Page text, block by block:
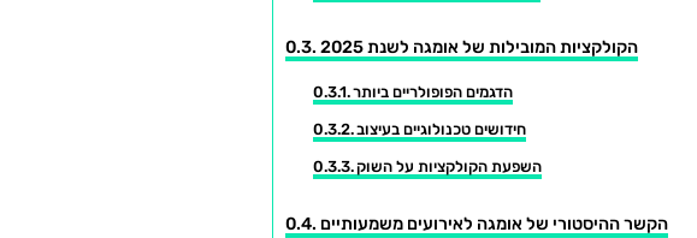
הקולקציות המובילות של אומגה לשנת 2025
הדגמים הפופולריים ביותר
חידושים טכנולוגיים בעיצוב
השפעת הקולקציות על השוק
הקשר ההיסטורי של אומגה לאירועים משמעותיים